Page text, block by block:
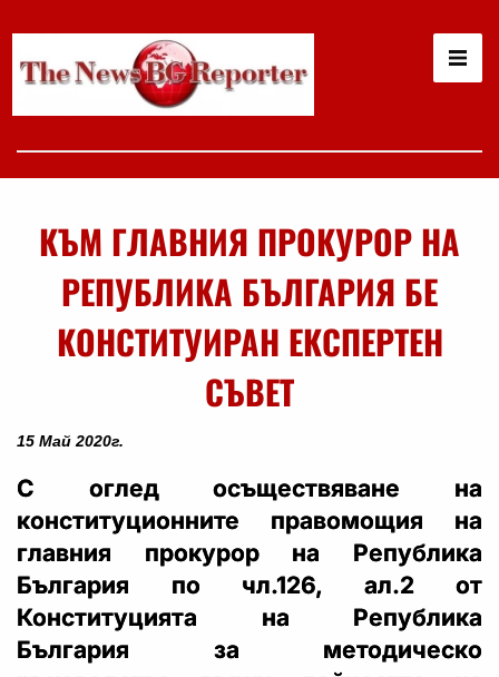
КЪМ ГЛАВНИЯ ПРОКУРОР НА
РЕПУБЛИКА БЪЛГАРИЯ БЕ
КОНСТИТУИРАН ЕКСПЕРТЕН
СЪВЕТ
15 Май 2020г.
С оглед осъществяване на
конституционните правомощия на
главния прокурор на Република
България по чл.126, ал.2 от
Конституцията на Република
България за методическо